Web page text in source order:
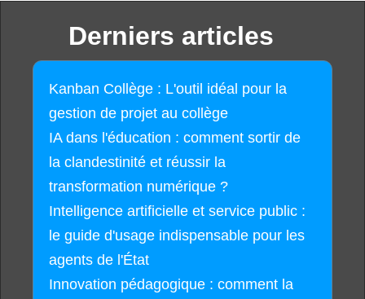
Derniers articles
Kanban Collège : L'outil idéal pour la
gestion de projet au collège
IA dans l'éducation : comment sortir de
la clandestinité et réussir la
transformation numérique ?
Intelligence artificielle et service public :
le guide d'usage indispensable pour les
agents de l'État
Innovation pédagogique : comment la